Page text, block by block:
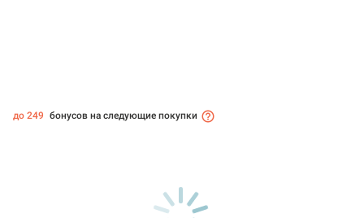
до 249 бонусов на следующие покупки